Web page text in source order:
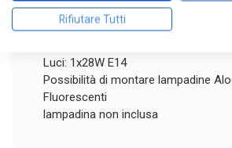
orientato a destra
Dimensioni (cm): h.29 L.20
Luci: 1x28W E14
Possibilità di montare lampadine
Fluorescenti
lampadina non inclusa
Rifiutare Tutti